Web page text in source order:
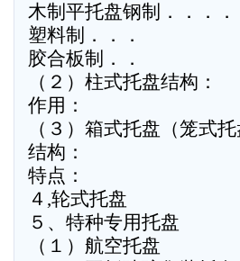
木制平托盘钢制．．．．
塑料制．．．
胶合板制．．
（２）柱式托盘结构：
作用：
（３）箱式托盘（笼式托
结构：
特点：
４,轮式托盘
５、特种专用托盘
（１）航空托盘